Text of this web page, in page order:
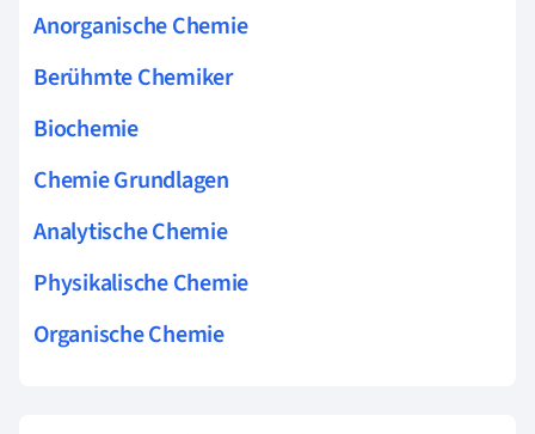
Anorganische Chemie
Berühmte Chemiker
Biochemie
Chemie Grundlagen
Analytische Chemie
Physikalische Chemie
Organische Chemie